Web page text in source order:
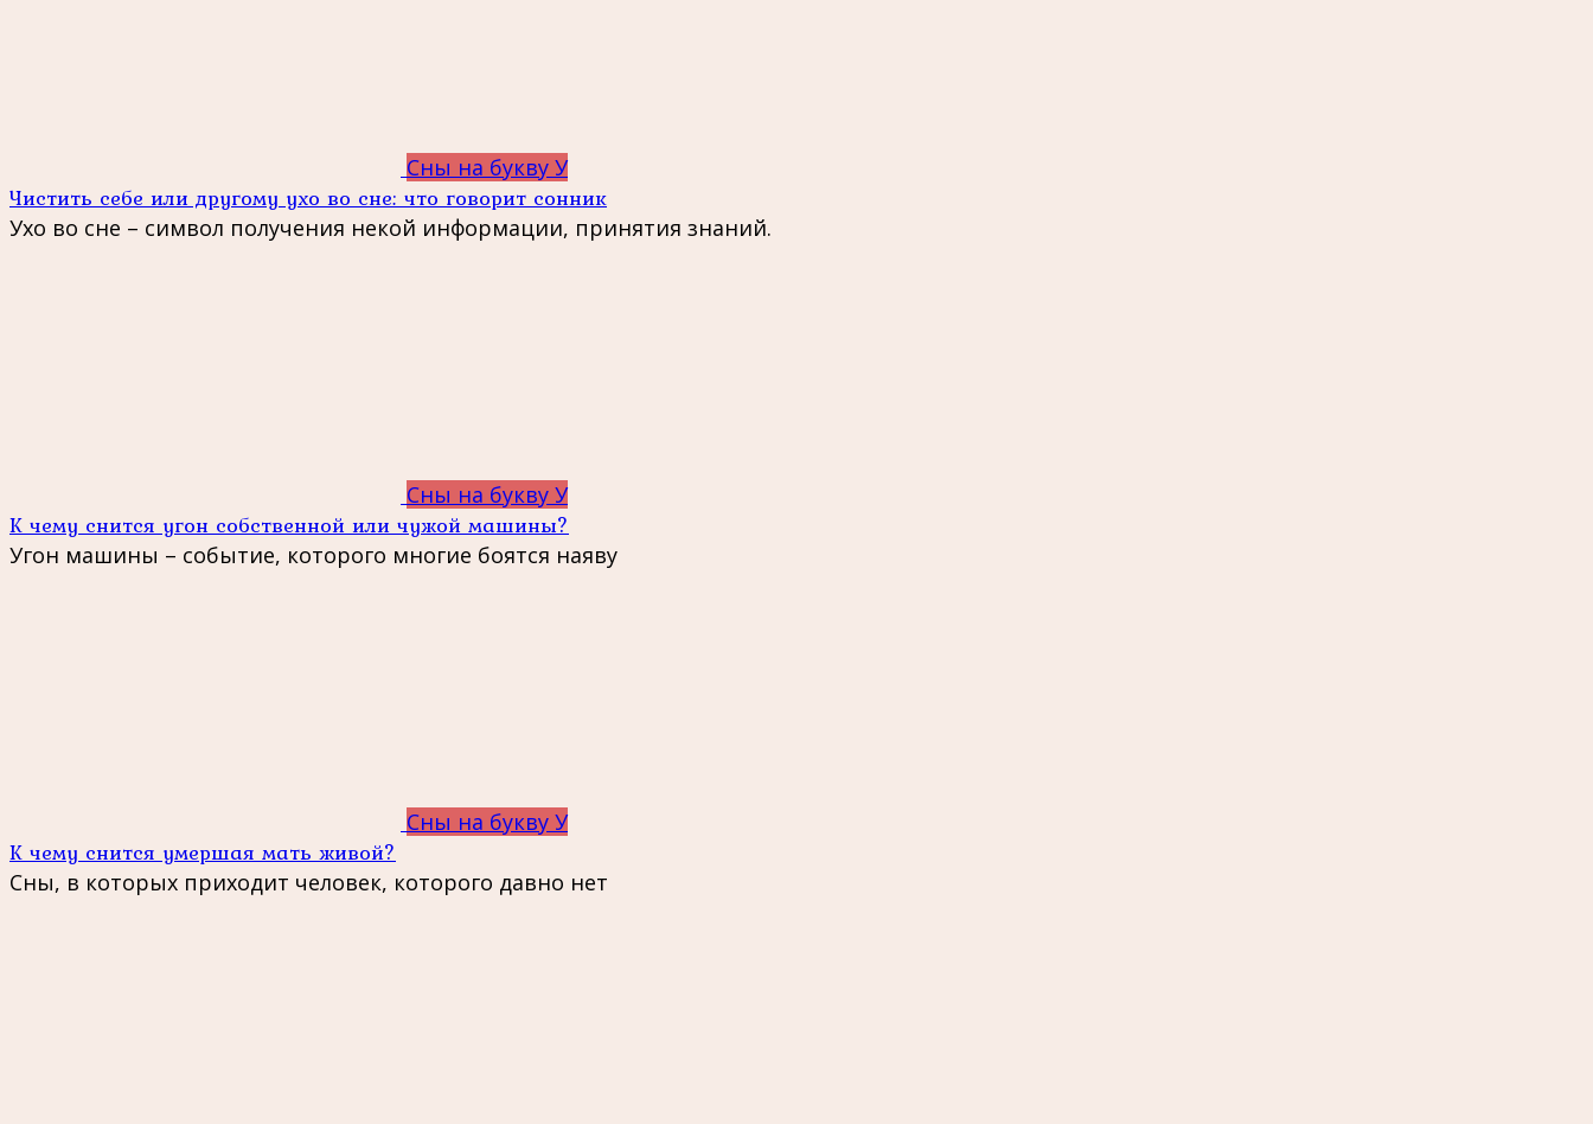
Сны на букву У
Чистить себе или другому ухо во сне: что говорит сонник
Ухо во сне – символ получения некой информации, принятия знаний.
Сны на букву У
К чему снится угон собственной или чужой машины?
Угон машины – событие, которого многие боятся наяву
Сны на букву У
К чему снится умершая мать живой?
Сны, в которых приходит человек, которого давно нет